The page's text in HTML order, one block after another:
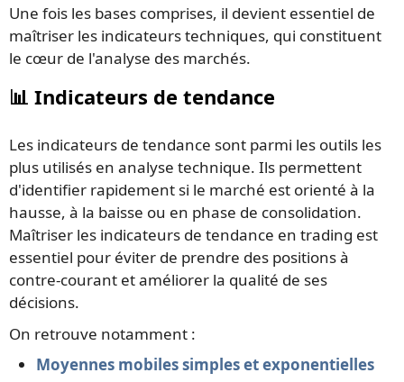
Une fois les bases comprises, il devient essentiel de
maîtriser les indicateurs techniques, qui constituent
le cœur de l'analyse des marchés.
📊 Indicateurs de tendance
Les indicateurs de tendance sont parmi les outils les
plus utilisés en analyse technique. Ils permettent
d'identifier rapidement si le marché est orienté à la
hausse, à la baisse ou en phase de consolidation.
Maîtriser les indicateurs de tendance en trading est
essentiel pour éviter de prendre des positions à
contre-courant et améliorer la qualité de ses
décisions.
On retrouve notamment :
Moyennes mobiles simples et exponentielles